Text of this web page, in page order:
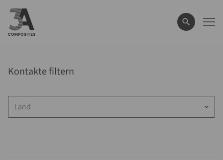
eingeben
Kontakte filtern
Land keyboard_arrow_down